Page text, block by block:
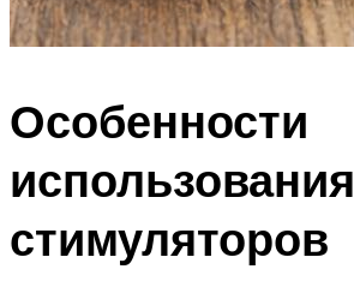
Особенности
использования
стимуляторов